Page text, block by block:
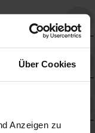
Über Cookies
Anzeigen zu